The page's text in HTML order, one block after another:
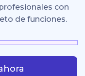
con
de funciones.